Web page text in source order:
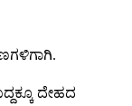
ದೇಹದ